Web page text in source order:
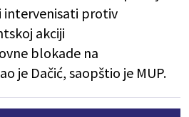
protiv
akciji
blokade na
je Dačić, saopštio je MUP.